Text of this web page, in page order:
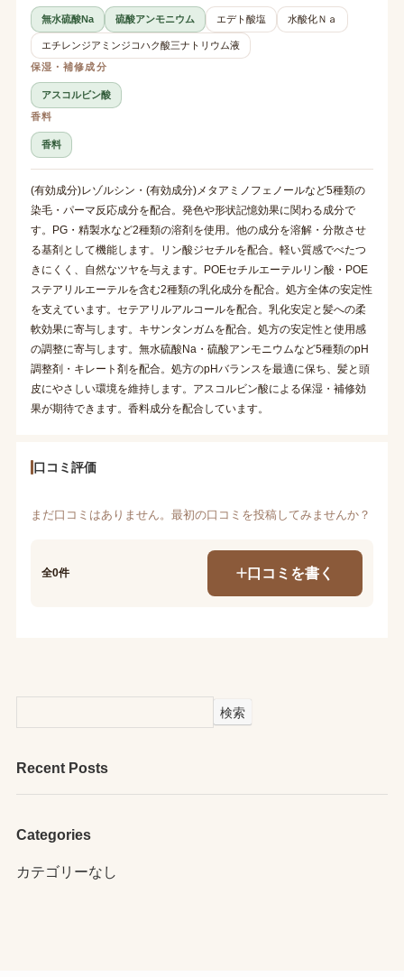
無水硫酸Na 硫酸アンモニウム エデト酸塩 水酸化Ｎａ
エチレンジアミンジコハク酸三ナトリウム液
保湿・補修成分
アスコルビン酸
香料
香料
(有効成分)レゾルシン・(有効成分)メタアミノフェノールなど5種類の
染毛・パーマ反応成分を配合。発色や形状記憶効果に関わる成分で
す。PG・精製水など2種類の溶剤を使用。他の成分を溶解・分散させ
る基剤として機能します。リン酸ジセチルを配合。軽い質感でべたつ
きにくく、自然なツヤを与えます。POEセチルエーテルリン酸・POE
ステアリルエーテルを含む2種類の乳化成分を配合。処方全体の安定性
を支えています。セテアリルアルコールを配合。乳化安定と髪への柔
軟効果に寄与します。キサンタンガムを配合。処方の安定性と使用感
の調整に寄与します。無水硫酸Na・硫酸アンモニウムなど5種類のpH
調整剤・キレート剤を配合。処方のpHバランスを最適に保ち、髪と頭
皮にやさしい環境を維持します。アスコルビン酸による保湿・補修効
果が期待できます。香料成分を配合しています。
口コミ評価
まだ口コミはありません。最初の口コミを投稿してみませんか？
全0件 口コミを書く
検索
Recent Posts
Categories
カテゴリーなし